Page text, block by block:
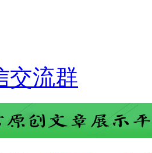
交流群